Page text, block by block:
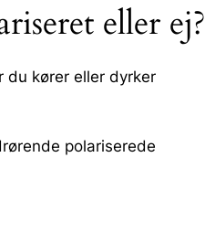
eller ej?
du kører eller dyrker
polariserede